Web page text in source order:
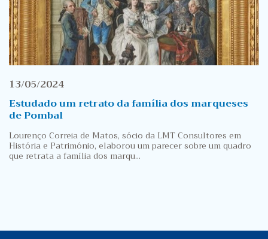
13/05/2024
Estudado um retrato da família dos marqueses
de Pombal
Lourenço Correia de Matos, sócio da LMT Consultores em
História e Património, elaborou um parecer sobre um quadro
que retrata a família dos marqu...